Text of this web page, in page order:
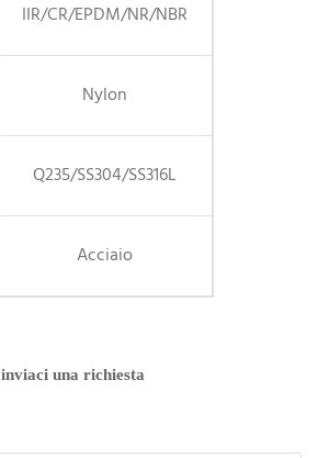
IIR/CR/EPDM/NR/NBR
Nylon
Q235/SS304/SS316L
Acciaio
inviaci una richiesta